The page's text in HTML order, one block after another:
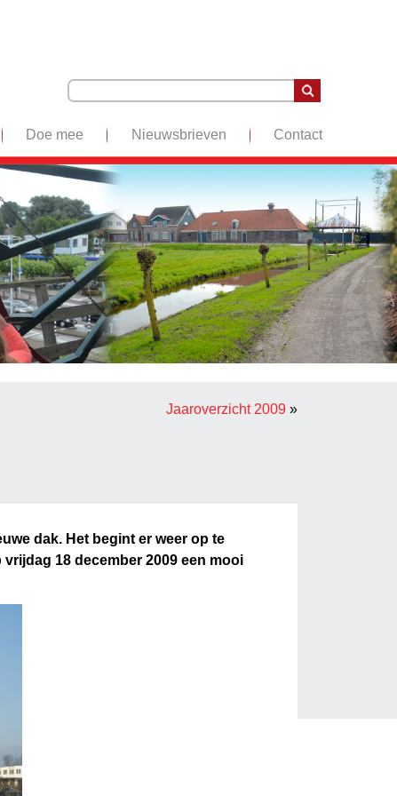
Doe mee Nieuwsbrieven Contact
Jaaroverzicht 2009 »
dak. Het begint er weer op te
18 december 2009 een mooi